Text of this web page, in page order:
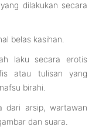
dilakukan secara
belas kasihan.
laku secara erotis
atau tulisan yang
birahi.
dari arsip, wartawan
dan suara.